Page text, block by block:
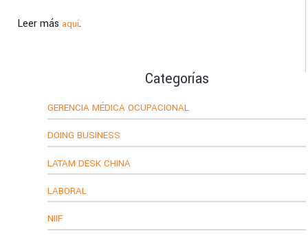
Leer másaquí.
Categorías
GERENCIA MÉDICA OCUPACIONAL
DOING BUSINESS
LATAM DESK CHINA
LABORAL
NIIF